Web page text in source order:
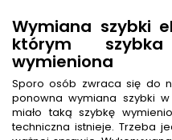
Wymiana szybki
którym
wymieniona
Sporo osób zwraca się do
ponowna wymiana szybki
miało taką szybkę
techniczna istnieje. Trzeba